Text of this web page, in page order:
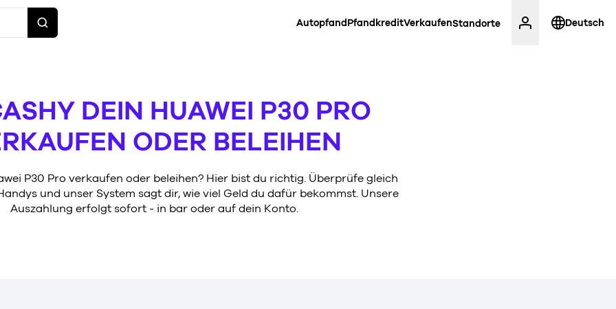
AutopfandPfandkreditVerkaufenStandorte Deutsch
DEIN HUAWEI P30 PRO
ODER BELEIHEN
P30 Pro verkaufen oder beleihen? Hier bist du richtig. Überprüfe gleich
und unser System sagt dir, wie viel Geld du dafür bekommst. Unsere
Auszahlung erfolgt sofort - in bar oder auf dein Konto.